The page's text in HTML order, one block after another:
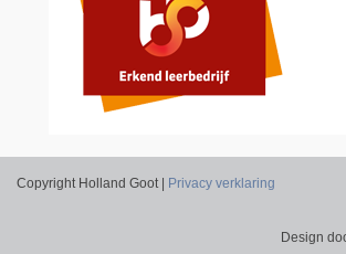
Copyright Holland Goot | Privacy verklaring
Design